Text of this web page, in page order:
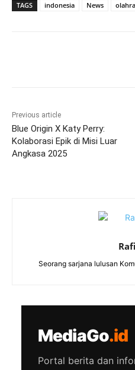
TAGS indonesia News
Previous article
Blue Origin X Katy Perry:
Kolaborasi Epik di Misi Luar
Angkasa 2025
Seorang sarjana lulusan
MediaGo.id
Portal berita dan